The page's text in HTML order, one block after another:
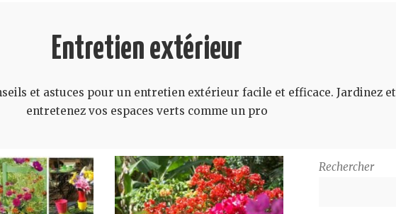
Entretien extérieur
et astuces pour un entretien extérieur facile et efficace. Jardinez et
entretenez vos espaces verts comme un pro
Rechercher